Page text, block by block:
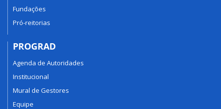
Fundações
Pró-reitorias
PROGRAD
Agenda de Autoridades
Institucional
Mural de Gestores
Equipe